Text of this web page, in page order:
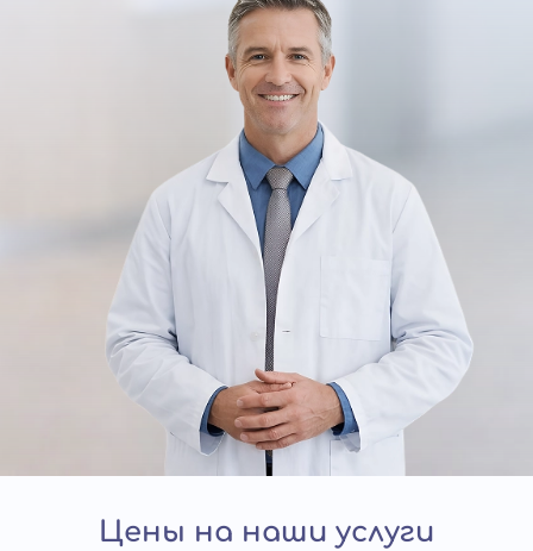
Цены на наши услуги